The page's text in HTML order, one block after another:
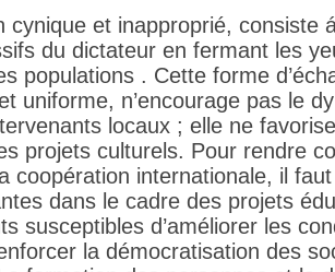
cynique et inapproprié, consiste
du dictateur en fermant les
populations . Cette forme
uniforme, n’encourage pas le
locaux ; elle ne
projets culturels. Pour rendre
coopération internationale, il
dans le cadre des projets
susceptibles d’améliorer les
la démocratisation des